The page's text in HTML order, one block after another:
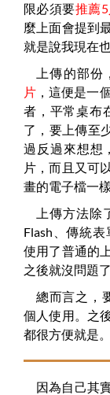
限必須要推薦
麼上面會提到
就是說我現在
上傳的部份，
片 ，這便是一
者，平常桌布
了，要上傳至
過反過來想想
片，而且又可
畫的電子檔一
上傳方法除
Flash、傳統
使用了普通的
之後就沒問題
總而言之，
個人使用。之
都很方便就是。
因為自己其